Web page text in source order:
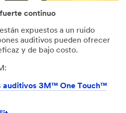
continuo
expuestos a un ruido
auditivos pueden ofrecer
y de bajo costo.
auditivos 3M™ One Touch™